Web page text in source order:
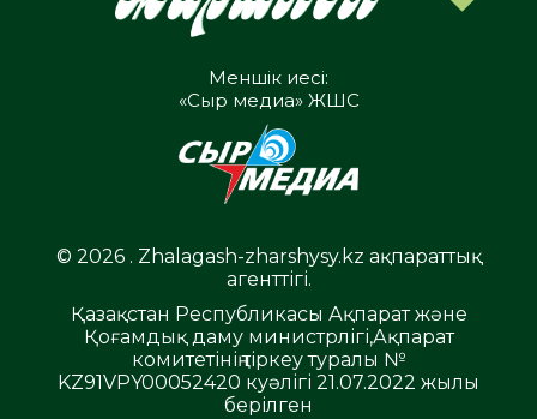
Меншік иесі:
«Сыр медиа» ЖШС
© 2026 . Zhalagash-zharshysy.kz ақпараттық
агенттігі.
Қазақстан Республикасы Ақпарат және
Қоғамдық даму министрлігі,Ақпарат
комитетінің тіркеу туралы №
KZ91VPY00052420 куәлігі 21.07.2022 жылы
берілген